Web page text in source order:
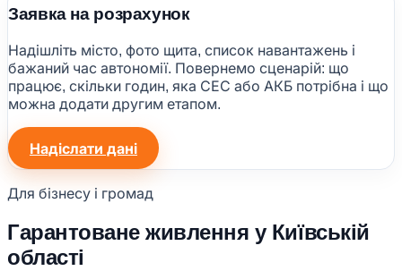
Заявка на розрахунок
Надішліть місто, фото щита, список навантажень і
бажаний час автономії. Повернемо сценарій: що
працює, скільки годин, яка СЕС або АКБ потрібна і що
можна додати другим етапом.
Надіслати дані
Для бізнесу і громад
Гарантоване живлення у Київській
області